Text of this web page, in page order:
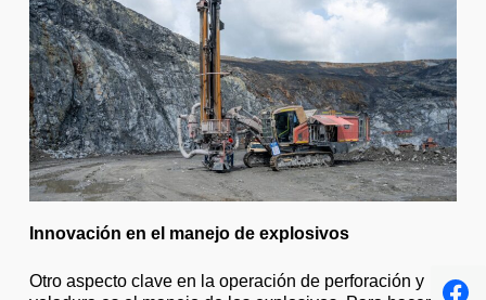
Innovación en el manejo de explosivos
Otro aspecto clave en la operación de perforación y